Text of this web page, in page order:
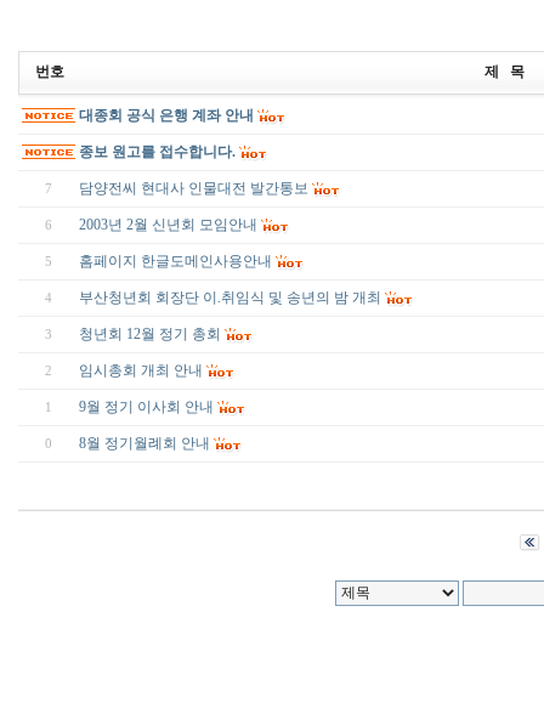
번호 제 목
대종회 공식 은행 계좌 안내
종보 원고를 접수합니다.
7 담양전씨 현대사 인물대전 발간통보
6 2003년 2월 신년회 모임안내
5 홈페이지 한글도메인사용안내
4 부산청년회 회장단 이.취임식 및 송년의 밤 개최
3 청년회 12월 정기 총회
2 임시총회 개최 안내
1 9월 정기 이사회 안내
0 8월 정기월례회 안내